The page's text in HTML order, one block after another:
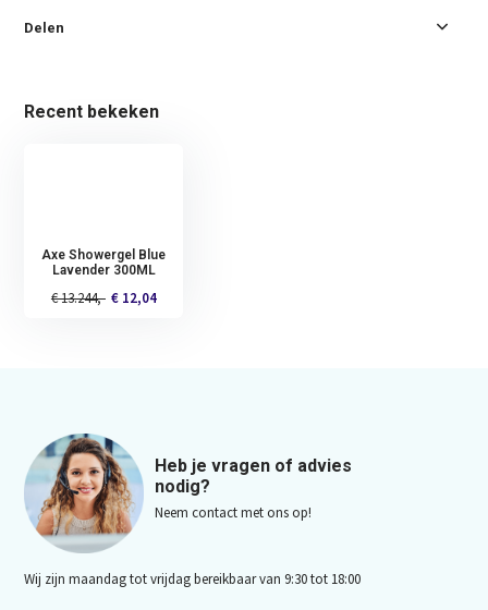
Delen
Recent bekeken
Axe Showergel Blue
Lavender 300ML
€ 13.244,- € 12,04
Heb je vragen of advies
nodig?
Neem contact met ons op!
Wij zijn maandag tot vrijdag bereikbaar van 9:30 tot 18:00